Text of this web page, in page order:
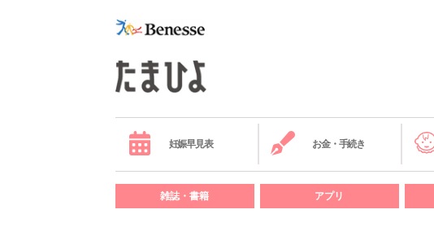
妊娠早見表 お金・手続き
雑誌・書籍 アプリ